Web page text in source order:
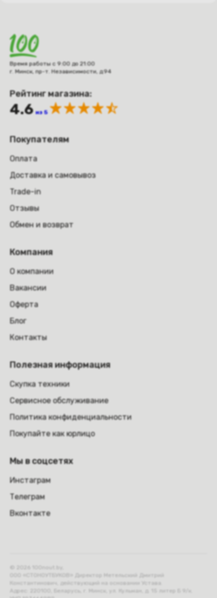
Время работы с 9:00 до 21:00
г. Минск, пр-т. Независимости, д.94
Рейтинг магазина:
4.6 из 5
Покупателям
Оплата
Доставка и самовывоз
Trade-in
Отзывы
Обмен и возврат
Компания
О компании
Вакансии
Оферта
Блог
Контакты
Полезная информация
Скупка техники
Сервисное обслуживание
Политика конфиденциальности
Покупайте как юрлицо
Мы в соцсетях
Инстаграм
Телеграм
Вконтакте
ООО «СТОНОУТБУКОВ» Директор Метельский Дмитрий
Константинович, действующий на основании Устава.
Адрес: 220100, Беларусь, г. Минск, ул. Кульман, д. 15 литер Б 9/к.